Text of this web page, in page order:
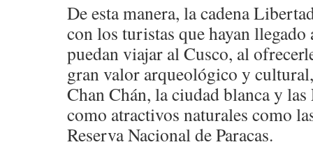
De esta manera, la cadena
con los turistas que hayan
puedan viajar al Cusco, al
gran valor arqueológico y
Chan Chán, la ciudad blanca y las
como atractivos naturales como
Reserva Nacional de Paracas.